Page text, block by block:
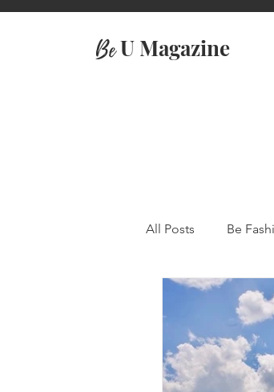
BeU Magazine
All Posts Be
Travel